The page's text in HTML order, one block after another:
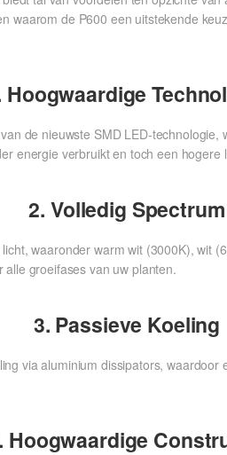
waarom de P600 een uitstekende
Hoogwaardige
de nieuwste SMD LED-
energie verbruikt en toch een hogere
2. Volledig Spectrum
waaronder warm wit (3000K), wit
groeifases van uw planten.
3. Passieve Koeling
via aluminium dissipators,
Hoogwaardige